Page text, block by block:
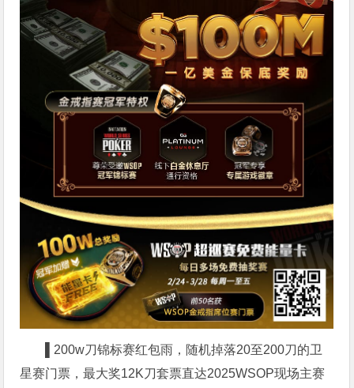
200w刀锦标赛红包雨，随机掉落20至200刀的卫
星赛门票，最大奖12K刀套票直达2025WSOP现场主赛